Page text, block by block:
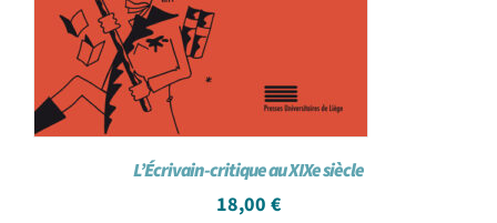
L’Écrivain-critique au XIXe siècle
18,00 €